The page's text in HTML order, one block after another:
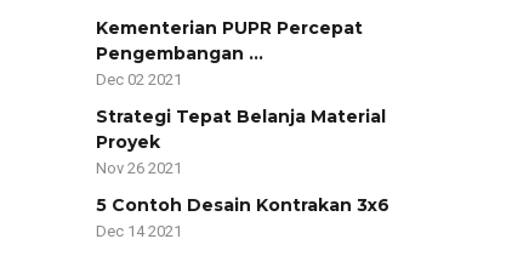
Kementerian PUPR Percepat
Pengembangan ...
Dec 02 2021
Strategi Tepat Belanja Material
Proyek
Nov 26 2021
5 Contoh Desain Kontrakan 3x6
Dec 14 2021